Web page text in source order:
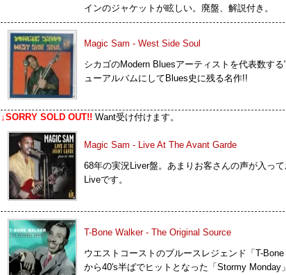
インのジャケットが眩しい。廃盤、解説付き。
Magic Sam - West Side Soul
シカゴのModern Bluesアーティストを代表数す
ューアルバムにしてBlues史に残る名作!!
↓SORRY SOLD OUT!! Want受け付けます。
Magic Sam - Live At The Avant Garde
68年の実況Liver盤。あまりお客さんの声が入っ
Liveです。
T-Bone Walker - The Original Source
ウエストコーストのブルースレジェンド「T-
から40's半ばでヒットとなった「Stormy Monday